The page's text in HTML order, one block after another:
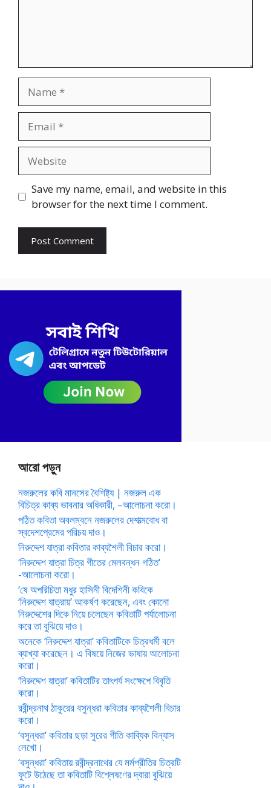
Save my name, email, and website in this
browser for the next time I comment.
আরো পড়ুন
নজরুলের কবি মানসের বৈশিষ্ট্য | নজরুল এক
বিচিত্র কাব্য ভাবনার অধিকারী, –আলোচনা করো।
পঠিত কবিতা অবলম্বনে নজরুলের দেশাত্মবোধ বা
স্বদেশপ্রেমের পরিচয় দাও।
নিরুদ্দেশ যাত্রা কবিতার কাব্যশৈলী বিচার করো।
‘নিরুদ্দেশ যাত্রা চিত্র গীতের মেলবন্ধন গঠিত’
-আলোচনা করো।
‘ষে অপরিচিতা মধুর হাসিনী বিদেশিনী কবিকে
‘নিরুদ্দেশ যাত্রায়’ আকর্ষণ করেছেন, এবং কোনো
নিরুদ্দেশের দিকে নিয়ে চলেছেন কবিতাটি পর্যালোচনা
করে তা বুঝিয়ে দাও।
অনেকে ‘নিরুদ্দেশ যাত্রা’ কবিতাটিকে চিত্রধর্মী বলে
ব্যাখ্যা করেছেন। এ বিষয়ে নিজের ভাষায় আলোচনা
করো।
‘নিরুদ্দেশ যাত্রা’ কবিতাটির তাৎপর্য সংক্ষেপে বিবৃতি
করো।
রবীন্দ্রনাথ ঠাকুরের বসুন্ধরা কবিতার কাব্যশৈলী বিচার
করো।
‘বসুন্ধরা’ কবিতার ছড়া সুরের গীতি কাব্যিক বিন্যাস
লেখো।
‘বসুন্ধরা’ কবিতায় রবীন্দ্রনাথের যে মর্মপ্রীতির চিত্রটি
ফুটে উঠেছে তা কবিতাটি বিশ্লেষণের দ্বারা বুঝিয়ে